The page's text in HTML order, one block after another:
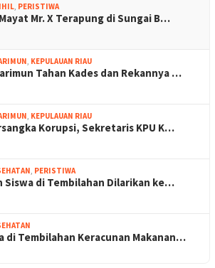
, PERISTIWA
Mr. X Terapung di Sungai B…
, KEPULAUAN RIAU
Tahan Kades dan Rekannya …
, KEPULAUAN RIAU
Korupsi, Sekretaris KPU K…
, PERISTIWA
Siswa di Tembilahan Dilarikan ke…
di Tembilahan Keracunan Makanan…